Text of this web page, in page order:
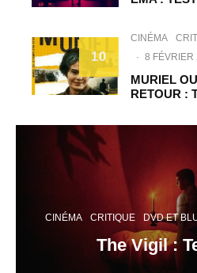
10
CINÉMA
· 8 FÉVRIER
MURIEL
RETOUR :
CINÉMA CRITIQUE DVD ET
The Vigil :